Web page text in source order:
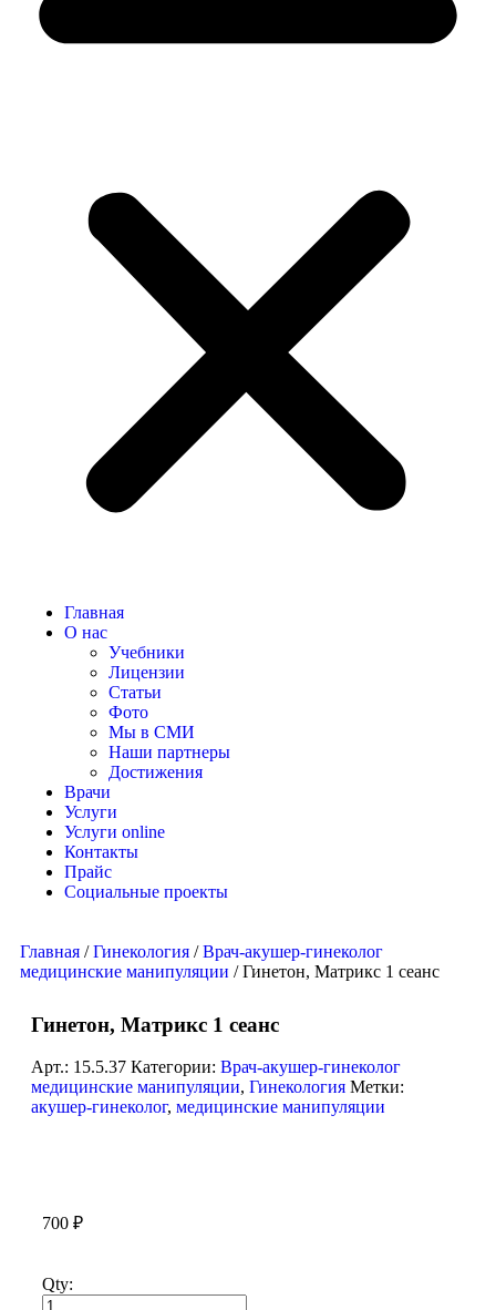
Главная
О нас
Учебники
Лицензии
Статьи
Фото
Мы в СМИ
Наши партнеры
Достижения
Врачи
Услуги
Услуги online
Контакты
Прайс
Социальные проекты
Главная /Гинекология /Врач-акушер-гинеколог
медицинские манипуляции / Гинетон, Матрикс 1 сеанс
Гинетон, Матрикс 1 сеанс
Арт.: 15.5.37 Категории: Врач-акушер-гинеколог
медицинские манипуляции, Гинекология Метки:
акушер-гинеколог, медицинские манипуляции
700 ₽
Qty: